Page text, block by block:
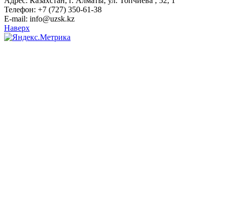
Телефон: +7 (727) 350-61-38
E-mail: info@uzsk.kz
Наверх